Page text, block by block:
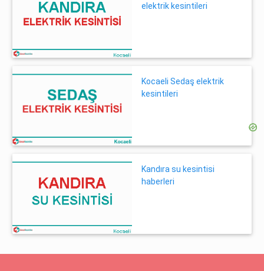
elektrik kesintileri
Kocaeli Sedaş elektrik
kesintileri
Kandıra su kesintisi
haberleri